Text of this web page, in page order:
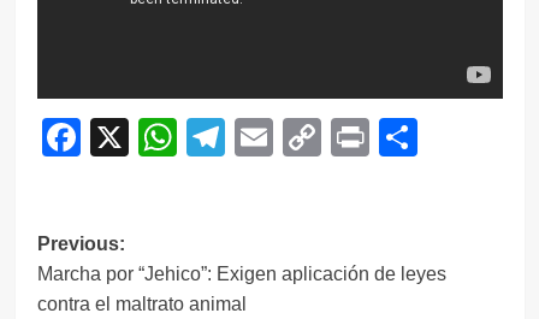
Facebook
X WhatsApp
Telegram
EmailCopy
Print
Navegación
de
Previous:
Marcha por “Jehico”: Exigen aplicación de leyes
contra el maltrato animal